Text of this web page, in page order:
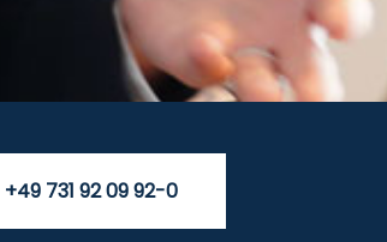
+49 731 92 09 92-0